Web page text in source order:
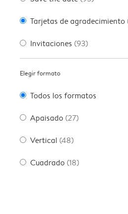
Tarjetas de agradecimiento
Invitaciones (93)
Elegir formato
Todos los formatos
Apaisado (27)
Vertical (48)
Cuadrado (18)